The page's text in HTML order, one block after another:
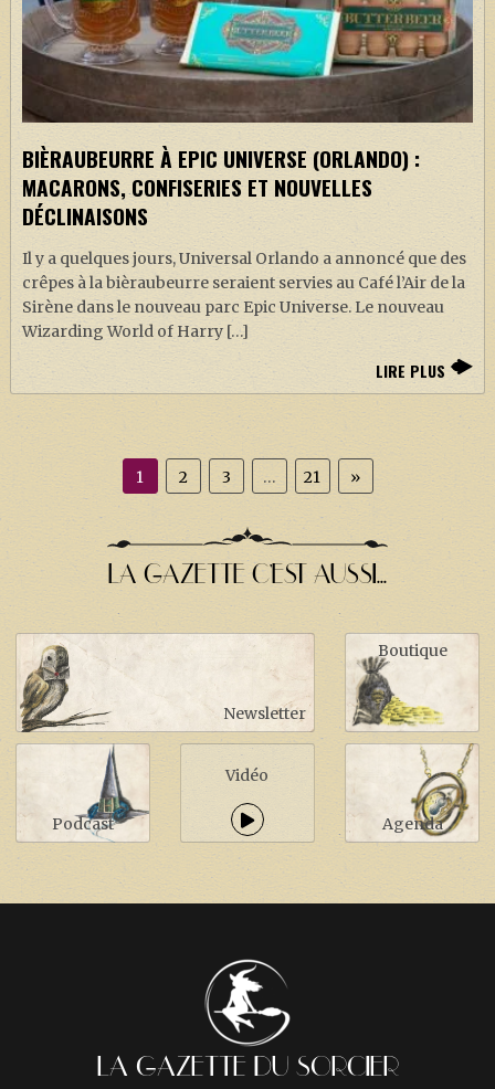
BIÈRAUBEURRE À EPIC UNIVERSE (ORLANDO) :
MACARONS, CONFISERIES ET NOUVELLES
DÉCLINAISONS
Il y a quelques jours, Universal Orlando a annoncé que des
crêpes à la bièraubeurre seraient servies au Café l’Air de la
Sirène dans le nouveau parc Epic Universe. Le nouveau
Wizarding World of Harry […]
LIRE PLUS
1 2 3 … 21 »
LA GAZETTE C'EST AUSSI...
Newsletter
Boutique
Podcast
Vidéo
Agenda
LA GAZETTE DU SORCIER